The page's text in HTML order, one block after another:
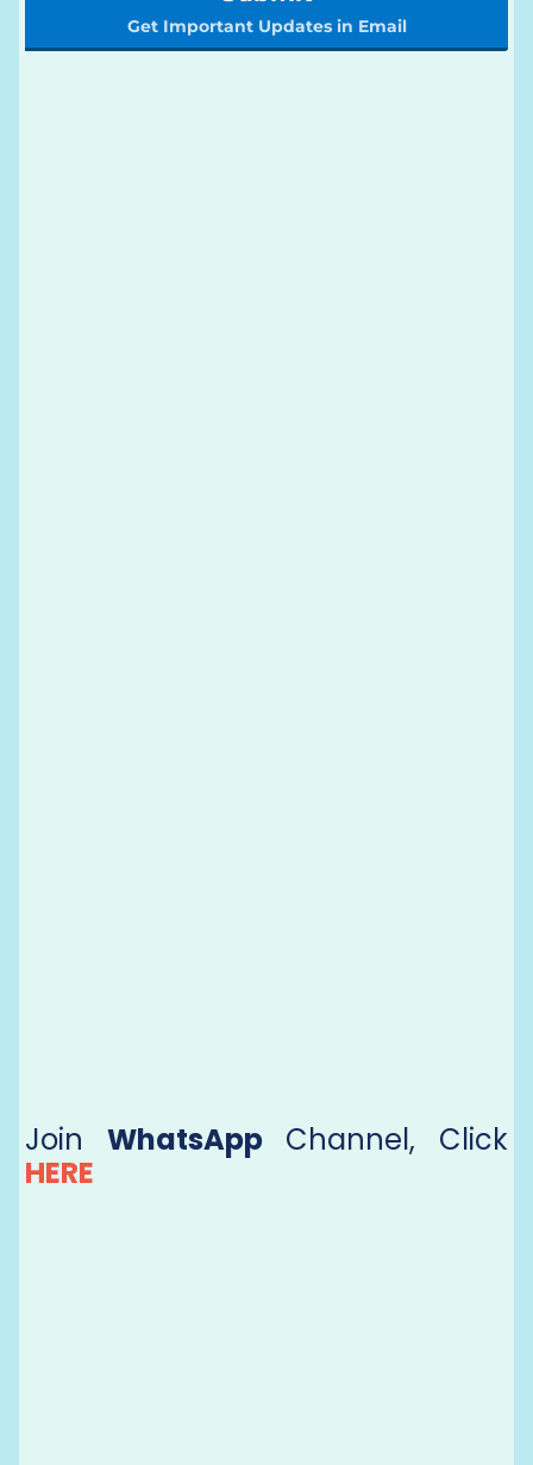
Get Important Updates in Email
Join WhatsAppChannel, Click
HERE